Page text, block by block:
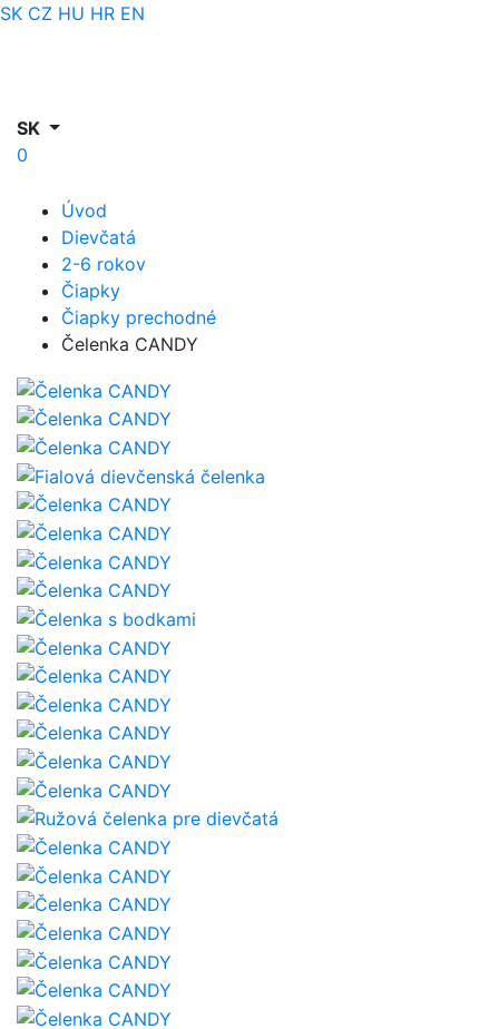
SK CZ HU HR EN
SK
0
Úvod
Dievčatá
2-6 rokov
Čiapky
Čiapky prechodné
Čelenka CANDY